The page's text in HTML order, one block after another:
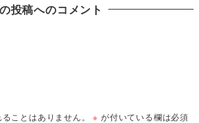
投稿へのコメント
ことはありません。 ※ が付いている欄は必須